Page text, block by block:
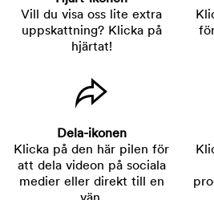
Vill du visa oss lite extra
uppskattning? Klicka på
hjärtat!
Dela-ikonen
Klicka på den här pilen för
att dela videon på sociala
medier eller direkt till en